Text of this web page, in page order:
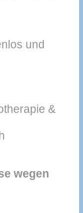
und
&
wegen